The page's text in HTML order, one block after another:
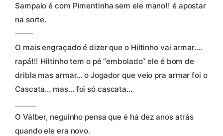
Sampaio é com Pimentinha sem ele mano!! é apostar
na sorte.
——-
O mais engraçado é dizer que o Hiltinho vai armar….
rapá!!! Hiltinho tem o pé “embolado” ele é bom de
dribla mas armar… o Jogador que veio pra armar foi o
Cascata… mas… foi só cascata…
O Válber, neguinho pensa que é há dez anos atrás
quando ele era novo.